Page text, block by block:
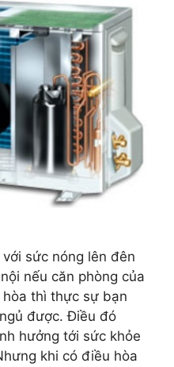
sức nóng lên đên
nếu căn phòng của
thì thực sự bạn
được. Điều đó
hưởng tới sức khỏe
khi có điều hòa